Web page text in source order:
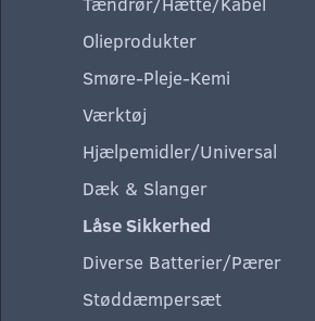
Olieprodukter
Smøre-Pleje-Kemi
Værktøj
Hjælpemidler/Universal
Dæk & Slanger
Låse Sikkerhed
Diverse Batterier/Pærer
Støddæmpersæt